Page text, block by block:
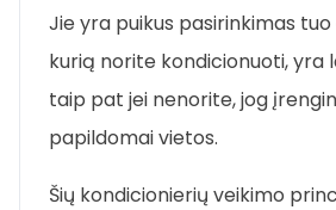
Jie yra puikus pasirinkimas
kurią norite kondicionuoti, yra
taip pat jei nenorite, jog
papildomai vietos.
Šių kondicionierių veikimo